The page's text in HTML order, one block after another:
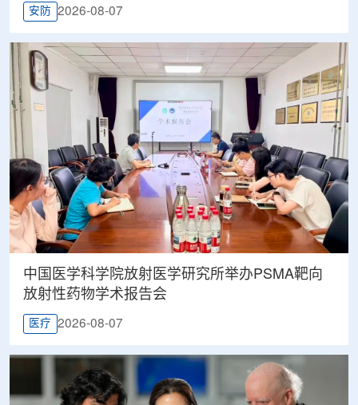
安防 2026-08-07
中国医学科学院放射医学研究所举办PSMA靶向
放射性药物学术报告会
医疗 2026-08-07